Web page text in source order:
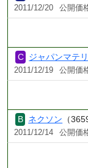
2011/12/20 公開価
ジャパンマテ
2011/12/19 公開価
ネクソン （
2011/12/14 公開価